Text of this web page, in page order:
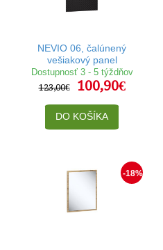
NEVIO 06, čalúnený
vešiakový panel
Dostupnosť 3 - 5 týždňov
123,00€
100,90€
DO KOŠÍKA
-18%